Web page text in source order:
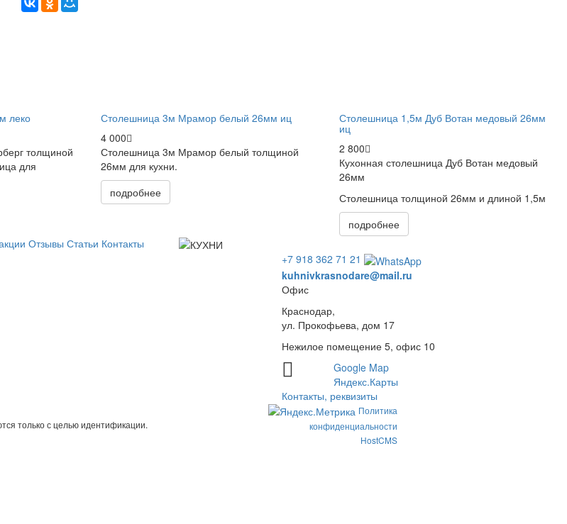
леко
толщиной
для
Столешница 3м Мрамор белый 26мм иц
4 000
Столешница 3м Мрамор белый толщиной
26мм для кухни.
подробнее
Столешница 1,5м Дуб Вотан медовый 26мм
иц
2 800
Кухонная столешница Дуб Вотан медовый
26мм
Столешница толщиной 26мм и длиной 1,5м
подробнее
Отзывы Статьи Контакты
+7 918 362 71 21
kuhnivkrasnodare@mail.ru
Офис
Краснодар,
ул. Прокофьева, дом 17
Нежилое помещение 5, офис 10
Google Map
Яндекс.Карты
Контакты, реквизиты
только с целью идентификации.
Политика
конфиденциальности
HostCMS